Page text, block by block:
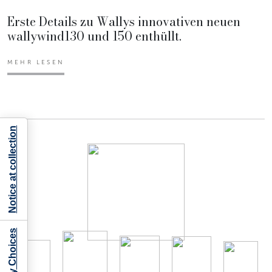
Erste Details zu Wallys innovativen neuen
wallywind130 und 150 enthüllt.
MEHR LESEN
Notice at collection